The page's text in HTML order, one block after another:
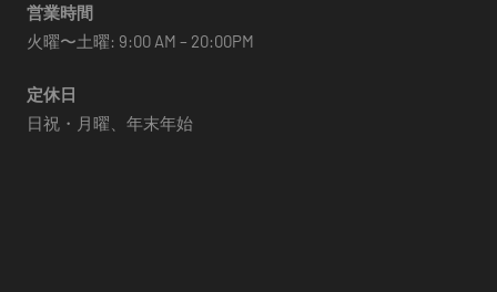
営業時間
火曜〜土曜: 9:00 AM – 20:00PM
定休日
日祝・月曜、年末年始